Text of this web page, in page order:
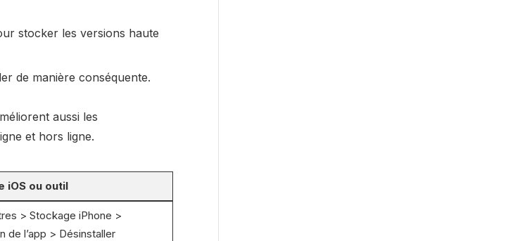
stocker les versions haute
de manière conséquente.
aussi les
et hors ligne.
iOS ou outil
> Stockage iPhone >
de l’app > Désinstaller